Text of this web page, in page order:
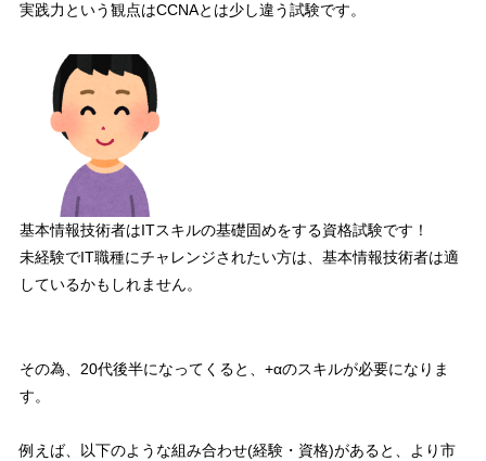
実践力という観点はCCNAとは少し違う試験です。
基本情報技術者はITスキルの基礎固めをする資格試験です！
未経験でIT職種にチャレンジされたい方は、基本情報技術者は適
しているかもしれません。
その為、 20代後半になってくると、+αのスキルが必要になりま
す。
例えば、以下のような組み合わせ(経験・資格)があると、より市